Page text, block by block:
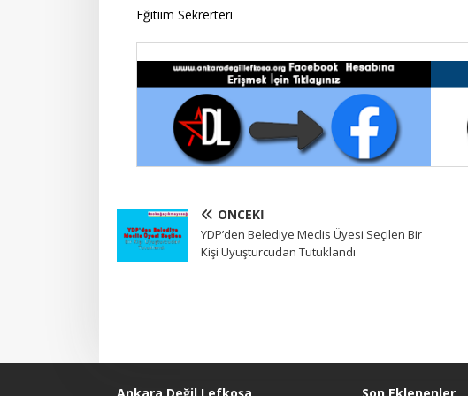
Eğitiim Sekrerteri
ÖNCEKI
YDP’den Belediye Meclis Üyesi Seçilen Bir
Kişi Uyuşturcudan Tutuklandı
Ankara Değil Lefkoşa Son Eklenenler